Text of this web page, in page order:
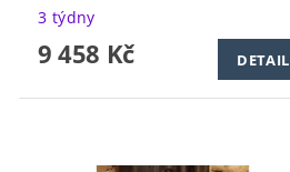
3 týdny
9 458 Kč DETAIL